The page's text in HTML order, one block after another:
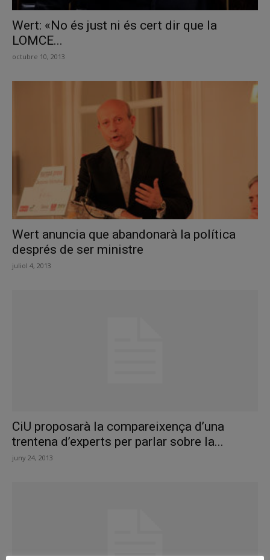
Wert: «No és just ni és cert dir que la
LOMCE...
octubre 10, 2013
Wert anuncia que abandonarà la política
després de ser ministre
juliol 4, 2013
CiU proposarà la compareixença d’una
trentena d’experts per parlar sobre la...
juny 24, 2013